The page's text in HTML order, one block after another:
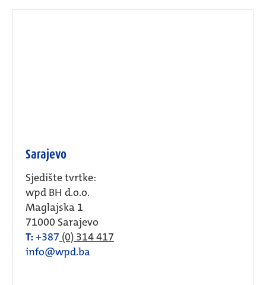
Sarajevo
Sjedište tvrtke:
wpd BH d.o.o.
Maglajska 1
71000 Sarajevo
T:+387 (0) 314 417
info@wpd.ba